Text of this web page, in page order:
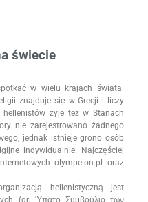
świecie
w wielu krajach świata.
znajduje się w Grecji i liczy
żyje też w Stanach
nie zarejestrowano żadnego
jednak istnieje grono osób
indywidualnie. Najczęściej
olympeion.pl oraz
hellenistyczną jest
(gr. Ύπατο Συμβούλιο των